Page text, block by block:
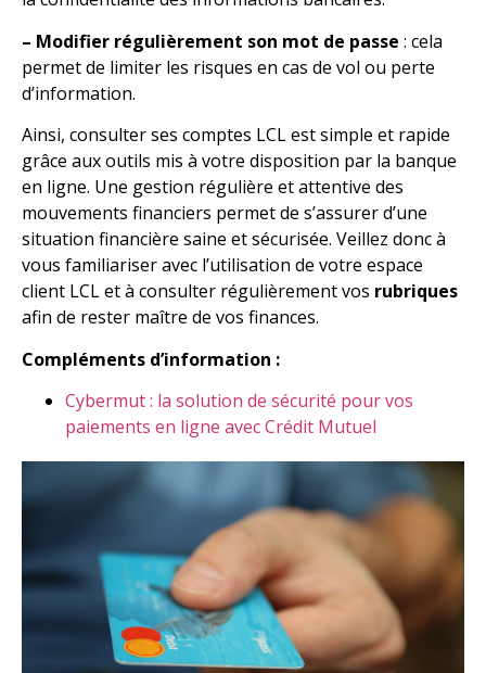
– Modifier régulièrement son mot de passe : cela
permet de limiter les risques en cas de vol ou perte
d’information.
Ainsi, consulter ses comptes LCL est simple et rapide
grâce aux outils mis à votre disposition par la banque
en ligne. Une gestion régulière et attentive des
mouvements financiers permet de s’assurer d’une
situation financière saine et sécurisée. Veillez donc à
vous familiariser avec l’utilisation de votre espace
client LCL et à consulter régulièrement vos rubriques
afin de rester maître de vos finances.
Compléments d’information :
Cybermut : la solution de sécurité pour vos
paiements en ligne avec Crédit Mutuel